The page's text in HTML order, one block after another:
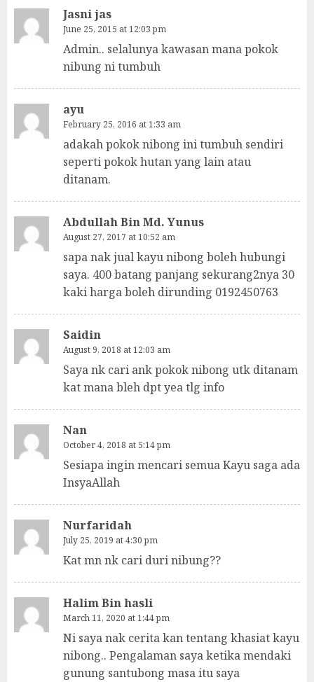
Jasni jas
June 25, 2015 at 12:03 pm
Admin.. selalunya kawasan mana pokok
nibung ni tumbuh
ayu
February 25, 2016 at 1:33 am
adakah pokok nibong ini tumbuh sendiri
seperti pokok hutan yang lain atau
ditanam.
Abdullah Bin Md. Yunus
August 27, 2017 at 10:52 am
sapa nak jual kayu nibong boleh hubungi
saya. 400 batang panjang sekurang2nya 30
kaki harga boleh dirunding 0192450763
Saidin
August 9, 2018 at 12:03 am
Saya nk cari ank pokok nibong utk ditanam
kat mana bleh dpt yea tlg info
Nan
October 4, 2018 at 5:14 pm
Sesiapa ingin mencari semua Kayu saga ada
InsyaAllah
Nurfaridah
July 25, 2019 at 4:30 pm
Kat mn nk cari duri nibung??
Halim Bin hasli
March 11, 2020 at 1:44 pm
Ni saya nak cerita kan tentang khasiat kayu
nibong.. Pengalaman saya ketika mendaki
gunung santubong masa itu saya